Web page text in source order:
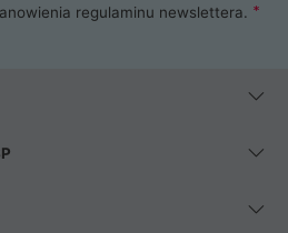
regulaminu newslettera.